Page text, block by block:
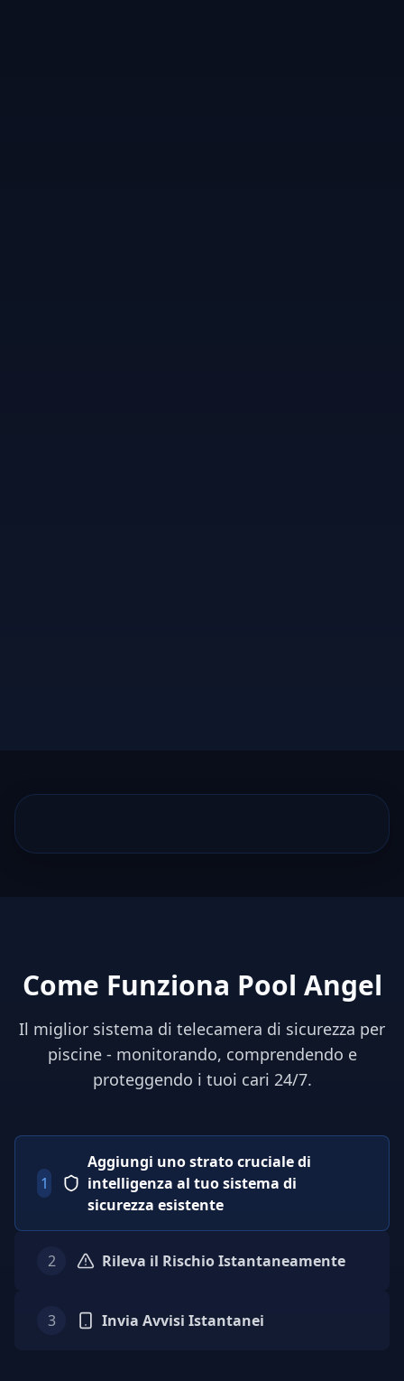
Come Funziona Pool Angel
Il miglior sistema di telecamera di sicurezza per
piscine - monitorando, comprendendo e
proteggendo i tuoi cari 24/7.
1
Aggiungi uno strato cruciale di
intelligenza al tuo sistema di
sicurezza esistente
2 Rileva il Rischio Istantaneamente
3 Invia Avvisi Istantanei